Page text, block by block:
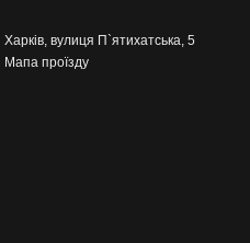
Харків, вулиця П`ятихатська, 5
Мапа проїзду